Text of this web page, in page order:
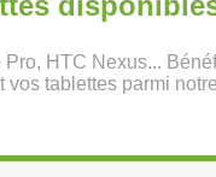
HTC Nexus...
tablettes parmi